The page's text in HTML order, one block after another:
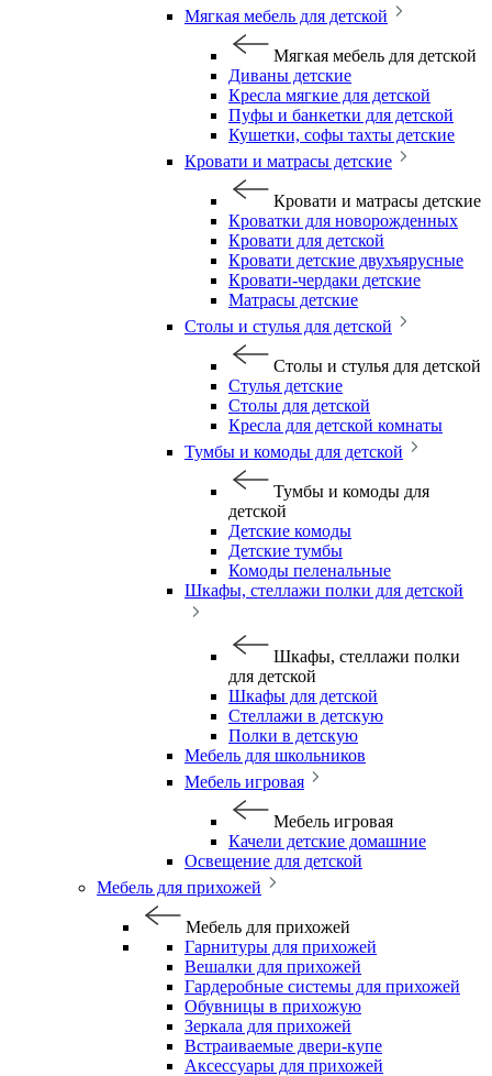
Мягкая мебель для детской
Мягкая мебель для детской
Диваны детские
Кресла мягкие для детской
Пуфы и банкетки для детской
Кушетки, софы тахты детские
Кровати и матрасы детские
Кровати и матрасы детские
Кроватки для новорожденных
Кровати для детской
Кровати детские двухъярусные
Кровати-чердаки детские
Матрасы детские
Столы и стулья для детской
Столы и стулья для детской
Стулья детские
Столы для детской
Кресла для детской комнаты
Тумбы и комоды для детской
Тумбы и комоды для
детской
Детские комоды
Детские тумбы
Комоды пеленальные
Шкафы, стеллажи полки для детской
Шкафы, стеллажи полки
для детской
Шкафы для детской
Стеллажи в детскую
Полки в детскую
Мебель для школьников
Мебель игровая
Мебель игровая
Качели детские домашние
Освещение для детской
Мебель для прихожей
Мебель для прихожей
Гарнитуры для прихожей
Вешалки для прихожей
Гардеробные системы для прихожей
Обувницы в прихожую
Зеркала для прихожей
Встраиваемые двери-купе
Аксессуары для прихожей